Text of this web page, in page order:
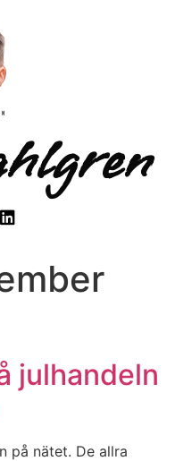
julhandeln
på nätet. De allra